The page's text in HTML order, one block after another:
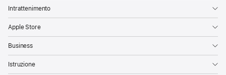
Intrattenimento
Apple Store
Business
Istruzione